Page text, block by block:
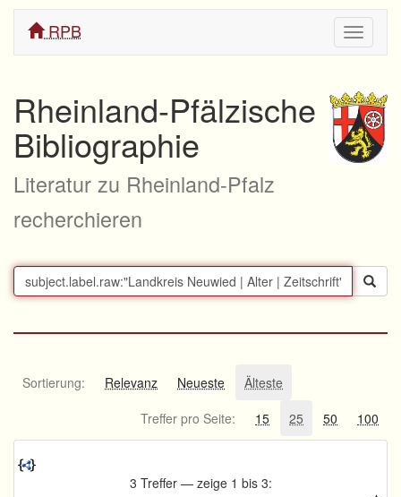
ein/
RPB
Rheinland-Pfälzische
Bibliographie
Literatur zu Rheinland-Pfalz
recherchieren
Sortierung: Relevanz Neueste
Älteste
Treffer pro Seite:
15 25 50 100
3 Treffer — zeige 1 bis 3: